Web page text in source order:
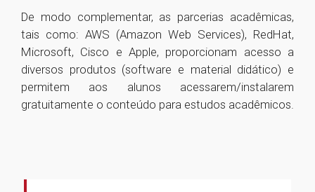
De modo complementar, as parcerias acadêmicas,
tais como: AWS (Amazon Web Services), RedHat,
Microsoft, Cisco e Apple, proporcionam acesso a
diversos produtos (software e material didático) e
permitem aos alunos acessarem/instalarem
gratuitamente o conteúdo para estudos acadêmicos.